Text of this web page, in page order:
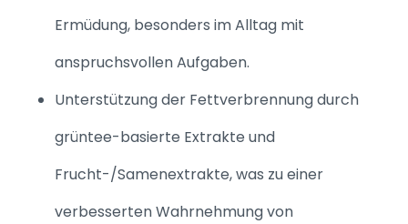
Ermüdung, besonders im Alltag mit
anspruchsvollen Aufgaben.
Unterstützung der Fettverbrennung durch
grüntee-basierte Extrakte und
Frucht-/Samenextrakte, was zu einer
verbesserten Wahrnehmung von